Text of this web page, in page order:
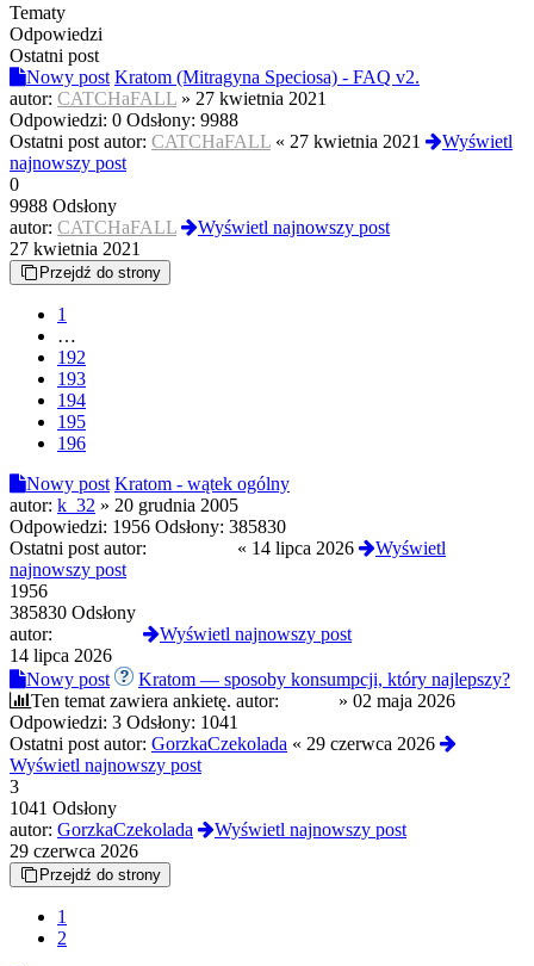
Tematy
Odpowiedzi
Ostatni post
Nowy post Kratom (Mitragyna Speciosa) - FAQ v2.
autor: CATCHaFALL » 27 kwietnia 2021
Odpowiedzi: 0 Odsłony: 9988
Ostatni post autor: CATCHaFALL « 27 kwietnia 2021
Wyświetl
najnowszy post
0
9988 Odsłony
autor: CATCHaFALL
Wyświetl najnowszy post
27 kwietnia 2021
Przejdź do strony
1
…
192
193
194
195
196
Nowy post Kratom - wątek ogólny
autor: k_32 » 20 grudnia 2005
Odpowiedzi: 1956 Odsłony: 385830
Ostatni post autor:
« 14 lipca 2026
Wyświetl
najnowszy post
1956
385830 Odsłony
autor:
Wyświetl najnowszy post
14 lipca 2026
Nowy post
Kratom — sposoby konsumpcji, który najlepszy?
Ten temat zawiera ankietę. autor: » 02 maja 2026
Odpowiedzi: 3 Odsłony: 1041
Ostatni post autor: GorzkaCzekolada « 29 czerwca 2026
Wyświetl najnowszy post
3
1041 Odsłony
autor: GorzkaCzekolada
Wyświetl najnowszy post
29 czerwca 2026
Przejdź do strony
1
2